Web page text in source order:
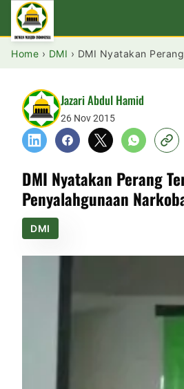
Home › DMI › DMI Nyatakan Perang
Jazari Abdul Hamid
26 Nov 2015
DMI Nyatakan Perang
Penyalahgunaan
DMI